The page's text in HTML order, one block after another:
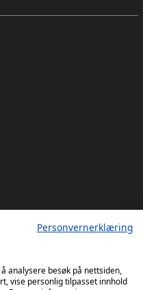
HÅNDBALL
Personvernerklæring
analysere besøk på nettsiden,
vise personlig tilpasset innhold